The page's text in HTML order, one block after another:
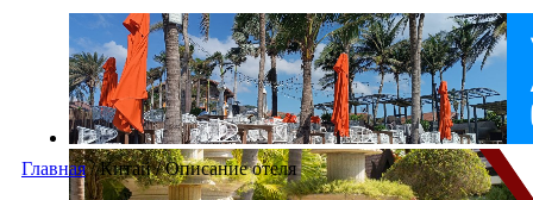
Главная /Китай/Описание отеля